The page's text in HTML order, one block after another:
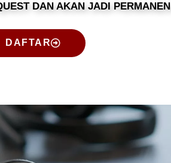
DAN AKAN JADI PERMANEN
DAFTAR